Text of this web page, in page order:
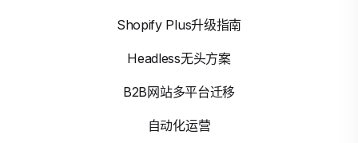
Shopify Plus升级指南
Headless无头方案
B2B网站多平台迁移
自动化运营